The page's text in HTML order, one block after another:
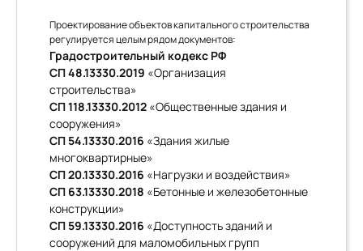
Проектирование объектов капитального строительства
регулируется целым рядом документов:
Градостроительный кодекс РФ
СП 48.13330.2019 «Организация
строительства»
СП 118.13330.2012 «Общественные здания и
сооружения»
СП 54.13330.2016 «Здания жилые
многоквартирные»
СП 20.13330.2016 «Нагрузки и воздействия»
СП 63.13330.2018 «Бетонные и железобетонные
конструкции»
СП 59.13330.2016 «Доступность зданий и
сооружений для маломобильных групп